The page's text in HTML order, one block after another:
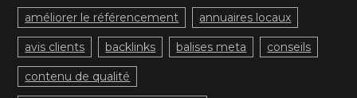
améliorer le référencement annuaires locaux
avis clients backlinks balises meta conseils
contenu de qualité